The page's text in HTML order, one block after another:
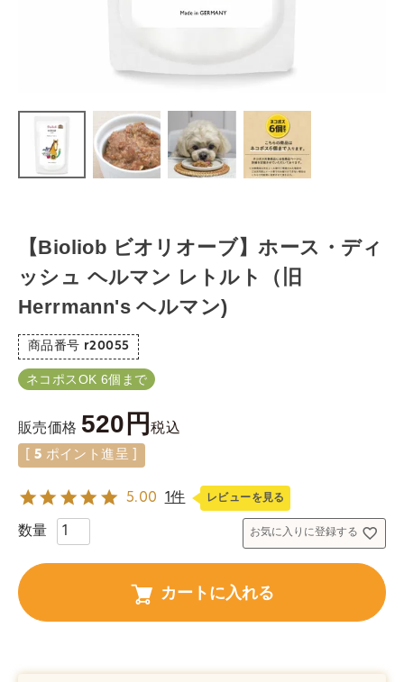
【Bioliob ビオリオーブ】ホース・ディ
ッシュ ヘルマン レトルト（旧
Herrmann's ヘルマン)
商品番号 r20055
ネコポスOK 6個まで
販売価格 520 税込
5 ポイント進呈 ]
5.00 1件 レビューを見る
お気に入りに登録する
カートに入れる